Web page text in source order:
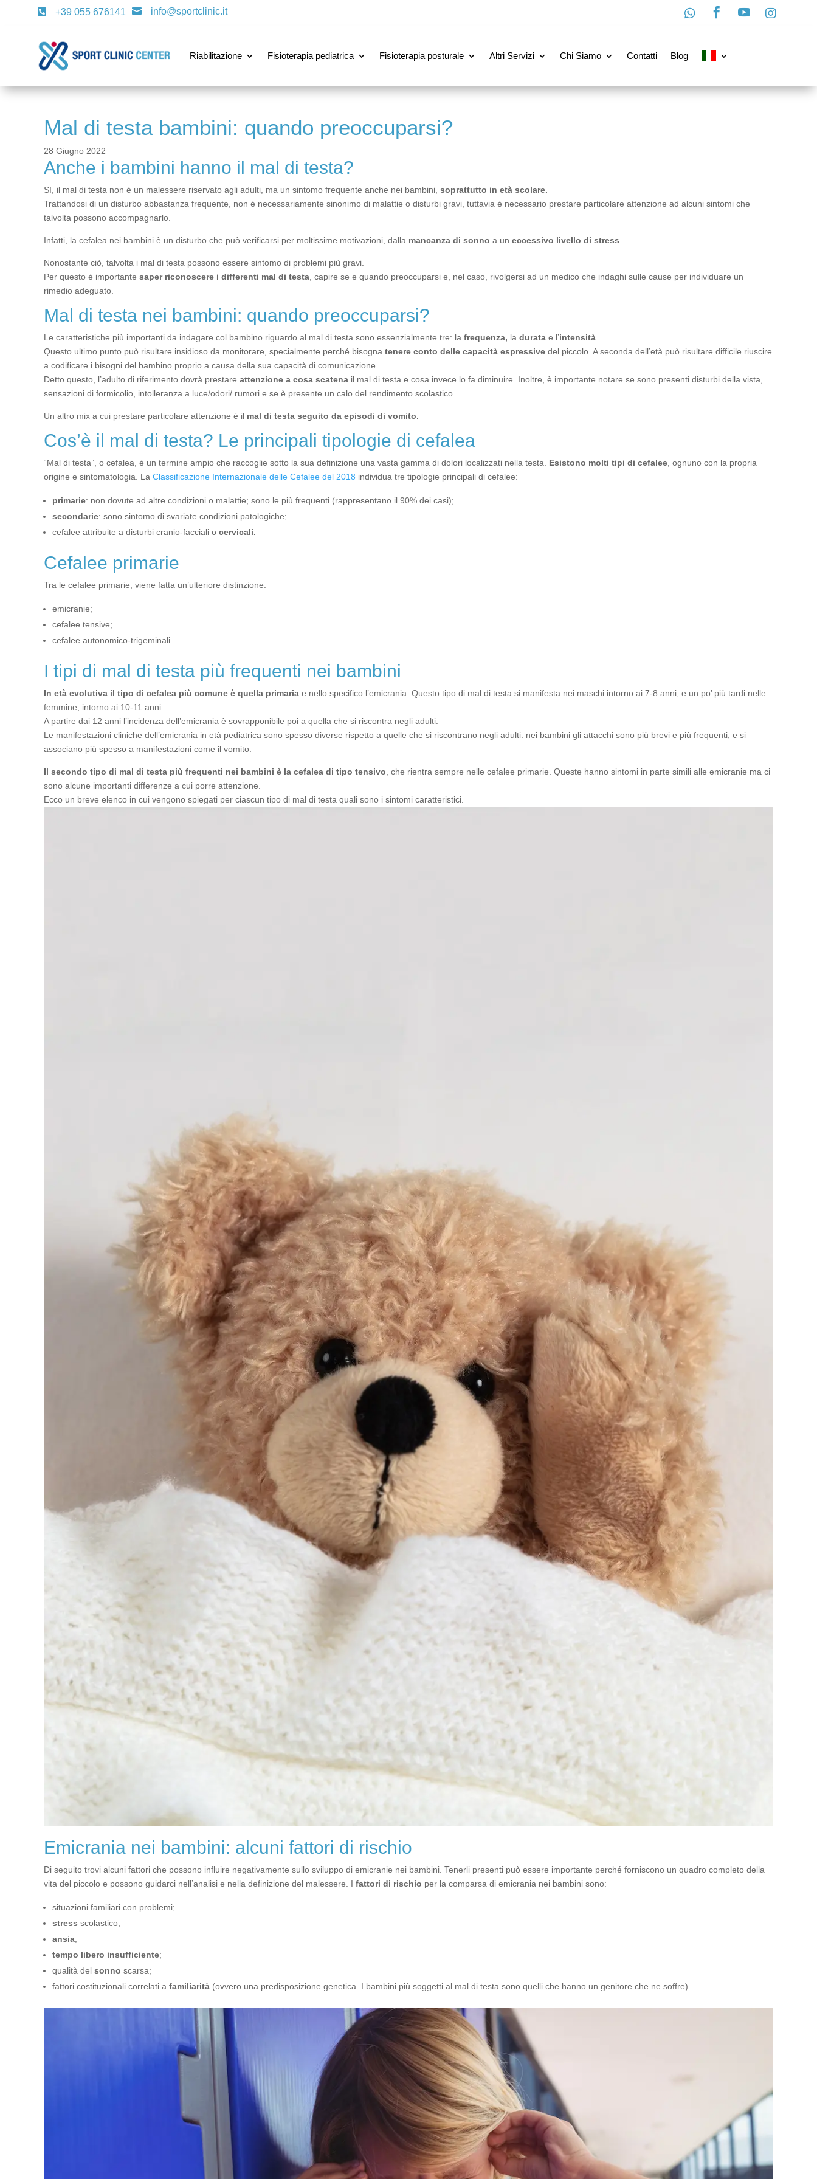
 +39 055 676141  info@sportclinic.it    
Riabilitazione Fisioterapia pediatrica Fisioterapia posturale Altri Servizi Chi Siamo Contatti Blog
Mal di testa bambini: quando preoccuparsi?
28 Giugno 2022
Anche i bambini hanno il mal di testa?
Sì, il mal di testa non è un malessere riservato agli adulti, ma un sintomo frequente anche nei bambini, soprattutto in età scolare.
Trattandosi di un disturbo abbastanza frequente, non è necessariamente sinonimo di malattie o disturbi gravi, tuttavia è necessario prestare particolare attenzione ad alcuni sintomi che
talvolta possono accompagnarlo.
Infatti, la cefalea nei bambini è un disturbo che può verificarsi per moltissime motivazioni, dalla mancanza di sonno a un eccessivo livello di stress
Nonostante ciò, talvolta i mal di testa possono essere sintomo di problemi più gravi.
Per questo è importante saper riconoscere i differenti mal di testa , capire se e quando preoccuparsi e, nel caso, rivolgersi ad un medico che indaghi sulle cause per individuare un
rimedio adeguato.
Mal di testa nei bambini: quando preoccuparsi?
Le caratteristiche più importanti da indagare col bambino riguardo al mal di testa sono essenzialmente tre: la frequenza, la durata e l’intensità
Questo ultimo punto può risultare insidioso da monitorare, specialmente perché bisogna tenere conto delle capacità espressive del piccolo. A seconda dell’età può risultare difficile riuscire
a codificare i bisogni del bambino proprio a causa della sua capacità di comunicazione.
Detto questo, l’adulto di riferimento dovrà prestare attenzione a cosa scatena il mal di testa e cosa invece lo fa diminuire. Inoltre, è importante notare se sono presenti disturbi della vista,
sensazioni di formicolio, intolleranza a luce/odori/ rumori e se è presente un calo del rendimento scolastico.
Un altro mix a cui prestare particolare attenzione è il mal di testa seguito da episodi di vomito.
Cos’è il mal di testa? Le principali tipologie di cefalea
“Mal di testa”, o cefalea, è un termine ampio che raccoglie sotto la sua definizione una vasta gamma di dolori localizzati nella testa. Esistono molti tipi di cefalee , ognuno con la propria
origine e sintomatologia. La Classificazione Internazionale delle Cefalee del 2018 individua tre tipologie principali di cefalee:
primarie: non dovute ad altre condizioni o malattie; sono le più frequenti (rappresentano il 90% dei casi);
secondarie: sono sintomo di svariate condizioni patologiche;
cefalee attribuite a disturbi cranio-facciali o cervicali.
Cefalee primarie
Tra le cefalee primarie, viene fatta un’ulteriore distinzione:
emicranie;
cefalee tensive;
cefalee autonomico-trigeminali.
I tipi di mal di testa più frequenti nei bambini
In età evolutiva il tipo di cefalea più comune è quella primaria e nello specifico l’emicrania. Questo tipo di mal di testa si manifesta nei maschi intorno ai 7-8 anni, e un po’ più tardi nelle
femmine, intorno ai 10-11 anni.
A partire dai 12 anni l’incidenza dell’emicrania è sovrapponibile poi a quella che si riscontra negli adulti.
Le manifestazioni cliniche dell’emicrania in età pediatrica sono spesso diverse rispetto a quelle che si riscontrano negli adulti: nei bambini gli attacchi sono più brevi e più frequenti, e si
associano più spesso a manifestazioni come il vomito.
Il secondo tipo di mal di testa più frequenti nei bambini è la cefalea di tipo tensivo , che rientra sempre nelle cefalee primarie. Queste hanno sintomi in parte simili alle emicranie ma ci
sono alcune importanti differenze a cui porre attenzione.
Ecco un breve elenco in cui vengono spiegati per ciascun tipo di mal di testa quali sono i sintomi caratteristici.
Emicrania nei bambini: alcuni fattori di rischio
Di seguito trovi alcuni fattori che possono influire negativamente sullo sviluppo di emicranie nei bambini. Tenerli presenti può essere importante perché forniscono un quadro completo della
vita del piccolo e possono guidarci nell’analisi e nella definizione del malessere. I fattori di rischio per la comparsa di emicrania nei bambini sono:
situazioni familiari con problemi;
stress scolastico;
ansia;
tempo libero insufficiente;
qualità del sonno scarsa;
fattori costituzionali correlati a familiarità (ovvero una predisposizione genetica. I bambini più soggetti al mal di testa sono quelli che hanno un genitore che ne soffre)